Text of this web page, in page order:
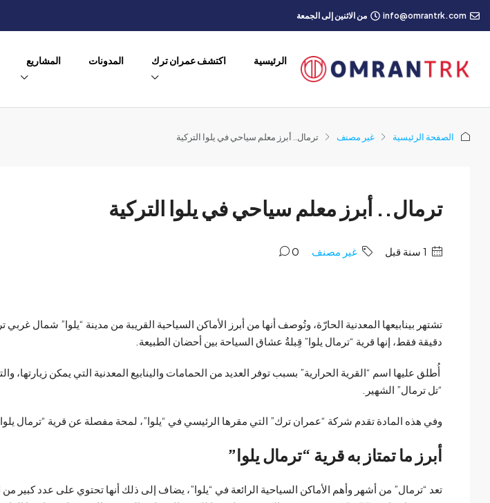
info@omrantrk.com من الاثنين إلى الجمعة
الرئيسية اكتشف عمران ترك المدونات المشاريع
الصفحة الرئيسية غير مصنف ترمال.. أبرز معلم سياحي في يلوا التركية
ترمال.. أبرز معلم سياحي في يلوا التركية
غير مصنف 0
دقيقة فقط، إنها قرية “ترمال يلوا” قِبلةُ عشاق السياحة بين أحضان الطبيعة.
أُطلق عليها اسم “القرية الحرارية” بسبب توفر العديد من الحمامات والينابيع المعدنية التي يمكن زيارتها،
“تل ترمال” الشهير.
وفي هذه المادة تقدم شركة “عمران ترك” التي مقرها الرئيسي في “يلوا”، لمحة مفصلة عن قرية “ترمال
أبرز ما تمتاز به قرية “ترمال يلوا”
تعد “ترمال” من أشهر وأهم الأماكن السياحية الرائعة في “يلوا”، يضاف إلى ذلك أنها تحتوي على عدد كبير من